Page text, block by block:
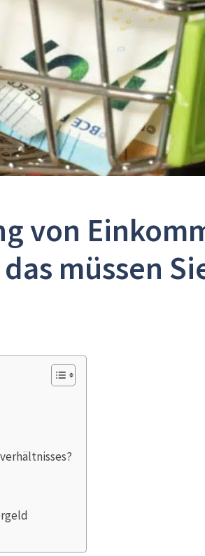
von
müssen